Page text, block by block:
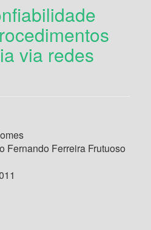
via redes
Fernando Ferreira Frutuoso